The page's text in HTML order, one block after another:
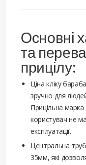
Основні
та
прицілу:
Ціна кліку
зручно для
Прицільна
користувач не
експлуатації.
Центральна
35мм, які